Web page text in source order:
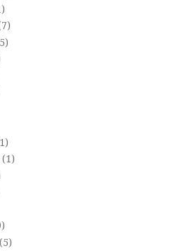
(1)
(5)